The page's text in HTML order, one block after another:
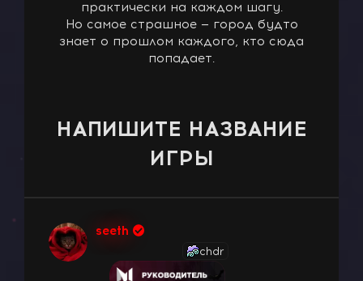
практически на каждом шагу.
Но самое страшное — город будто
знает о прошлом каждого, кто сюда
попадает.
НАПИШИТЕ НАЗВАНИЕ
ИГРЫ
seeth
chdr